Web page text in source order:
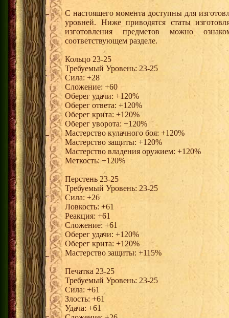
С настоящего момента доступны для
уровней. Ниже приводятся статы
изготовления предметов можно
соответствующем разделе.
Кольцо 23-25
Требуемый Уровень: 23-25
Сила: +28
Сложение: +60
Оберег удачи: +120%
Оберег ответа: +120%
Оберег крита: +120%
Оберег уворота: +120%
Мастерство кулачного боя: +120%
Мастерство защиты: +120%
Мастерство владения оружием: +120%
Меткость: +120%
Перстень 23-25
Требуемый Уровень: 23-25
Сила: +26
Ловкость: +61
Реакция: +61
Сложение: +61
Оберег удачи: +120%
Оберег крита: +120%
Мастерство защиты: +115%
Печатка 23-25
Требуемый Уровень: 23-25
Сила: +61
Злость: +61
Удача: +61